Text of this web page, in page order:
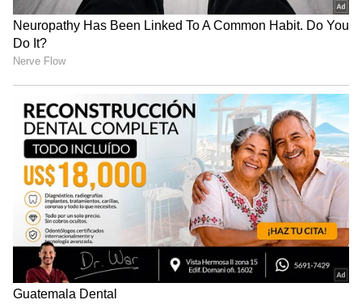
IPL 2026 Final: గిల్ ప్లాన్ రివర్స్.. గుజరాత్
IPL 2026 Orange Cap Winner: చరిత్ర సృష్టించిన
వైభవ్ సూర్యవంశీ.. అత్యంత పిన్న వయసులోనే
ఆరెంజ్ క్యాప్ !
3
5
Image Credit :ANI